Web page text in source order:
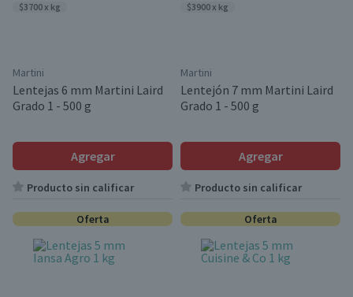
$3700 x kg
Martini
Lentejas 6 mm Martini Laird
Grado 1 - 500 g
Agregar
Producto sin calificar
$3900 x kg
Martini
Lentejón 7 mm Martini Laird
Grado 1 - 500 g
Agregar
Producto sin calificar
Oferta Oferta